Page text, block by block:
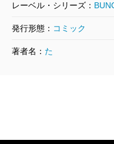
レーベル・シリーズ：
発行形態： コミック
著者名： た